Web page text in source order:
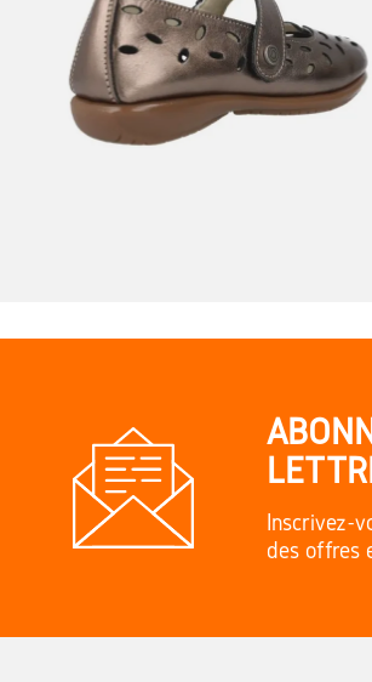
Inscrivez-
des offres